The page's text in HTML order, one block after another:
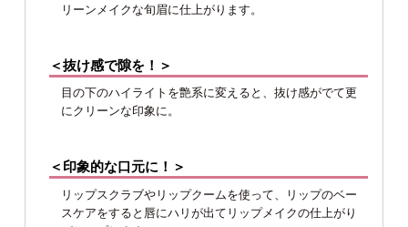
リーンメイクな旬眉に仕上がります。
＜抜け感で隙を！＞
目の下のハイライトを艶系に変えると、抜け感がでて更
にクリーンな印象に。
＜印象的な口元に！＞
リップスクラブやリップクームを使って、リップのベー
スケアをすると唇にハリが出てリップメイクの仕上がり